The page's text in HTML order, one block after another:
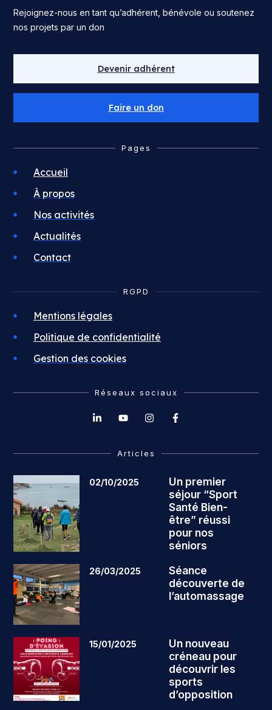
Rejoignez-nous en tant qu’adhérent, bénévole ou soutenez
nos projets par un don
Devenir adhérent
Faire un don
Pages
Accueil
À propos
Nos activités
Actualités
Contact
RGPD
Mentions légales
Politique de confidentialité
Gestion des cookies
Réseaux sociaux
Articles
02/10/2025
Un premier
séjour “Sport
Santé Bien-
être” réussi
pour nos
séniors
26/03/2025
Séance
découverte de
l’automassage
15/01/2025
Un nouveau
créneau pour
découvrir les
sports
d’opposition